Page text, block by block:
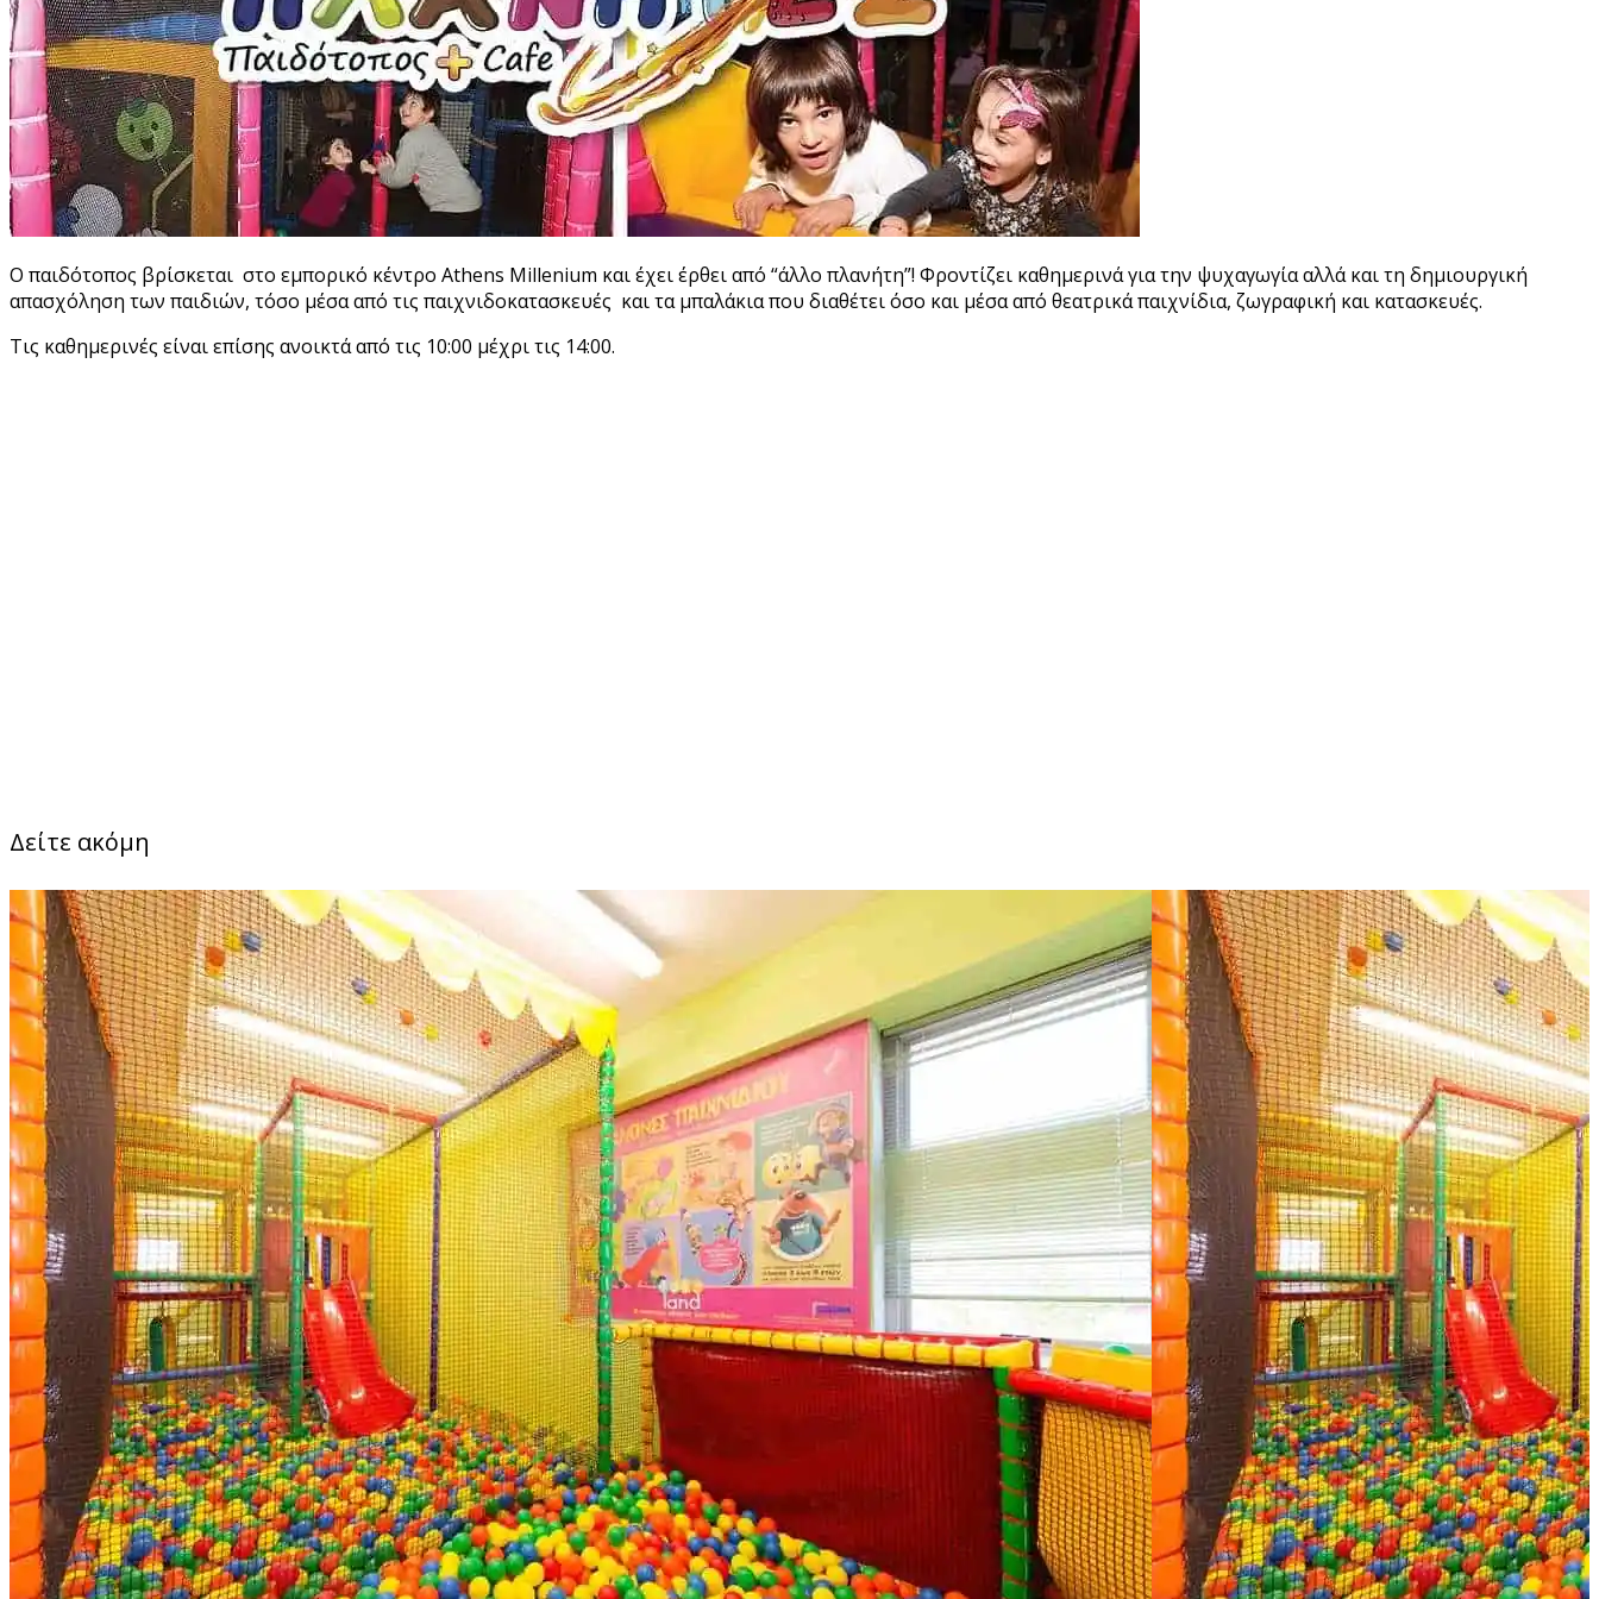
Ο παιδότοπος βρίσκεται στο εμπορικό κέντρο Athens Millenium και έχει έρθει από “άλλο πλανήτη”! Φροντίζει καθημερινά για την ψυχαγωγίααλλά και τη δημιουργική
απασχόληση των παιδιών, τόσο μέσα από τις παιχνιδοκατασκευές και τα μπαλάκια που διαθέτει όσο και μέσα από θεατρικά παιχνίδια, ζωγραφική και κατασκευές.
Τις καθημερινές είναι επίσης ανοικτά από τις 10:00 μέχρι τις 14:00.
Δείτε ακόμη